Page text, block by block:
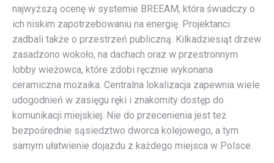
najwyższą ocenę w systemie BREEAM, która świadczy o
ich niskim zapotrzebowaniu na energię. Projektanci
zadbali także o przestrzeń publiczną. Kilkadziesiąt drzew
zasadzono wokoło, na dachach oraz w przestronnym
lobby wieżowca, które zdobi ręcznie wykonana
ceramiczna mozaika. Centralna lokalizacja zapewnia wiele
udogodnień w zasięgu ręki i znakomity dostęp do
komunikacji miejskiej. Nie do przecenienia jest też
bezpośrednie sąsiedztwo dworca kolejowego, a tym
samym ułatwienie dojazdu z każdego miejsca w Polsce.